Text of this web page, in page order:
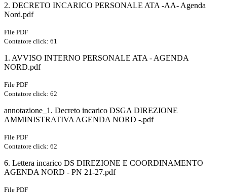
2. DECRETO INCARICO PERSONALE ATA -AA- Agenda
Nord.pdf
File PDF
Contatore click: 61
1. AVVISO INTERNO PERSONALE ATA - AGENDA
NORD.pdf
File PDF
Contatore click: 62
annotazione_1. Decreto incarico DSGA DIREZIONE
AMMINISTRATIVA AGENDA NORD -.pdf
File PDF
Contatore click: 62
6. Lettera incarico DS DIREZIONE E COORDINAMENTO
AGENDA NORD - PN 21-27.pdf
File PDF